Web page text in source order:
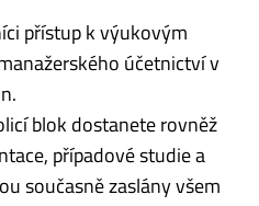
přístup k výukovým
účetnictví v
blok dostanete rovněž
případové studie a
současně zaslány všem